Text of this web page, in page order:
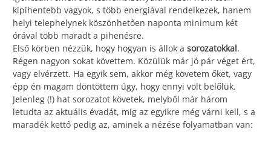
kipihentebb vagyok, s több energiával rendelkezek, hanem
helyi telephelynek köszönhetően naponta minimum két
órával több maradt a pihenésre.
Első körben nézzük, hogy hogyan is állok a sorozatokkal.
Régen nagyon sokat követtem. Közülük már jó pár véget ért,
vagy elvérzett. Ha egyik sem, akkor még követem őket, vagy
épp én magam döntöttem úgy, hogy ennyi volt belőlük.
Jelenleg (!) hat sorozatot követek, melyből már három
letudta az aktuális évadát, míg az egyikre még várni kell, s a
maradék kettő pedig az, aminek a nézése folyamatban van: